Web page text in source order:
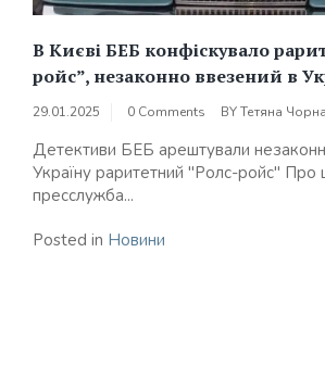
В Києві БЕБ конфіскувало
ройс”, незаконно ввезений в
29.01.2025 0 Comments BYТетяна Чорна
Детективи БЕБ арештували
Україну раритетний "Ролс-ройс" Про
пресслужба...
Posted in Новини